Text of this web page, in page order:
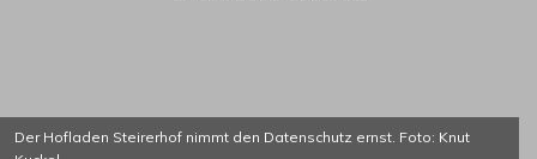
Der Hofladen Steirerhof nimmt den Datenschutz ernst. Foto: Knut